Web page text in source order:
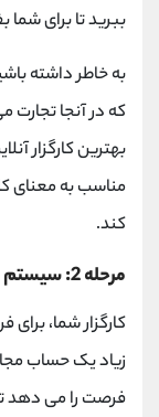
ببرید تا برای شما
به خاطر داشته
که در آنجا
بهترین کارگزار
مناسب به معنای
کند.
مرحله 2: سیستم عامل تجارت بروکر را امتحان کنید
کارگزار شما،
زیاد یک حساب
فرصت را می دهد